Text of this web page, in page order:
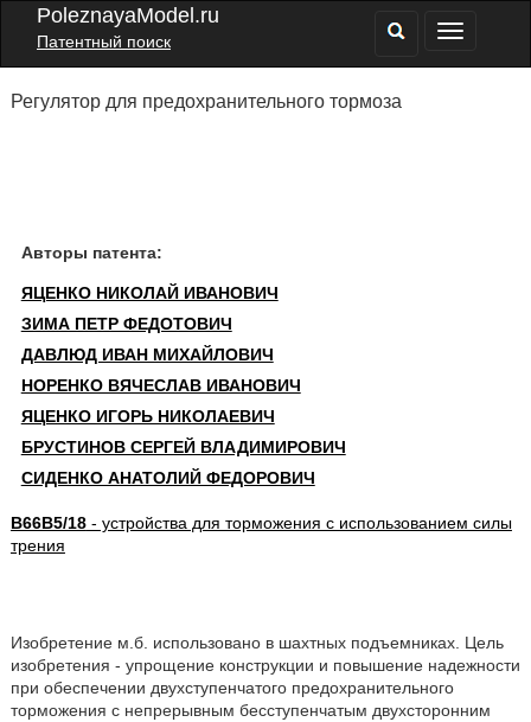
PoleznayaModel.ru
Патентный поиск
Регулятор для предохранительного тормоза
Авторы патента:
ЯЦЕНКО НИКОЛАЙ ИВАНОВИЧ
ЗИМА ПЕТР ФЕДОТОВИЧ
ДАВЛЮД ИВАН МИХАЙЛОВИЧ
НОРЕНКО ВЯЧЕСЛАВ ИВАНОВИЧ
ЯЦЕНКО ИГОРЬ НИКОЛАЕВИЧ
БРУСТИНОВ СЕРГЕЙ ВЛАДИМИРОВИЧ
СИДЕНКО АНАТОЛИЙ ФЕДОРОВИЧ
B66B5/18- устройства для торможения с использованием силы
трения
Изобретение м.б. использовано в шахтных подъемниках. Цель
изобретения - упрощение конструкции и повышение надежности
при обеспечении двухступенчатого предохранительного
торможения с непрерывным бесступенчатым двухсторонним